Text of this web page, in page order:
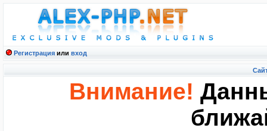
Регистрация или вход
Внимание!